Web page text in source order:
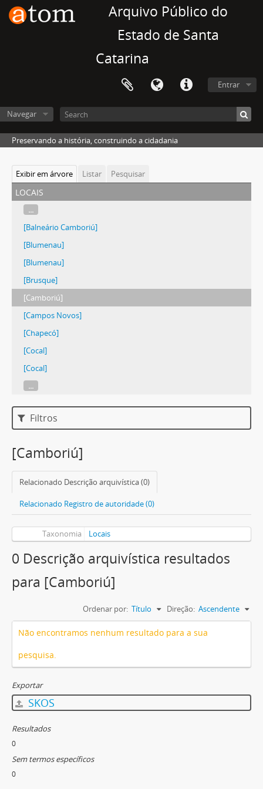
Arquivo Público do
Estado de Santa
Catarina
Entrar
Navegar
Preservando a história, construindo a cidadania
Exibir em árvore Listar Pesquisar
locais
...
[Balneário Camboriú]
[Blumenau]
[Blumenau]
[Brusque]
[Camboriú]
[Campos Novos]
[Chapecó]
[Cocal]
[Cocal]
...
Filtros
[Camboriú]
Relacionado Descrição arquivística (0)
Relacionado Registro de autoridade (0)
Taxonomia Locais
0 Descrição arquivística resultados
para [Camboriú]
Ordenar por: Título Direção: Ascendente
Não encontramos nenhum resultado para a sua
pesquisa.
Exportar
SKOS
Resultados
0
Sem termos específicos
0